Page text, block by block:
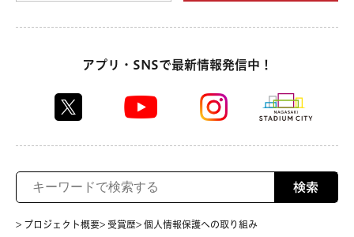
アプリ・SNSで最新情報発信中！
検索
> プロジェクト概要> 受賞歴> 個人情報保護への取り組み